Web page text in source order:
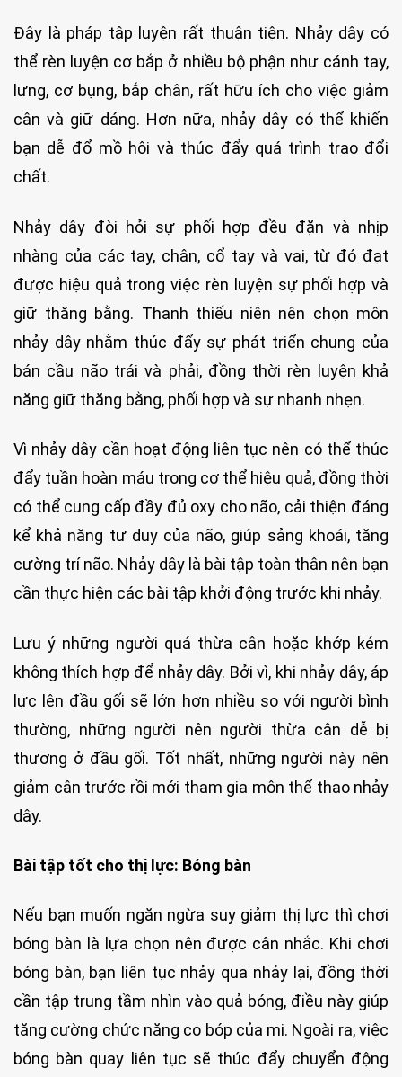
Đây là pháp tập luyện rất thuận tiện. Nhảy dây có
thể rèn luyện cơ bắp ở nhiều bộ phận như cánh tay,
lưng, cơ bụng, bắp chân, rất hữu ích cho việc giảm
cân và giữ dáng. Hơn nữa, nhảy dây có thể khiến
bạn dễ đổ mồ hôi và thúc đẩy quá trình trao đổi
chất.
Nhảy dây đòi hỏi sự phối hợp đều đặn và nhịp
nhàng của các tay, chân, cổ tay và vai, từ đó đạt
được hiệu quả trong việc rèn luyện sự phối hợp và
giữ thăng bằng. Thanh thiếu niên nên chọn môn
nhảy dây nhằm thúc đẩy sự phát triển chung của
bán cầu não trái và phải, đồng thời rèn luyện khả
năng giữ thăng bằng, phối hợp và sự nhanh nhẹn.
Vì nhảy dây cần hoạt động liên tục nên có thể thúc
đẩy tuần hoàn máu trong cơ thể hiệu quả, đồng thời
có thể cung cấp đầy đủ oxy cho não, cải thiện đáng
kể khả năng tư duy của não, giúp sảng khoái, tăng
cường trí não. Nhảy dây là bài tập toàn thân nên bạn
cần thực hiện các bài tập khởi động trước khi nhảy.
Lưu ý những người quá thừa cân hoặc khớp kém
không thích hợp để nhảy dây. Bởi vì, khi nhảy dây, áp
lực lên đầu gối sẽ lớn hơn nhiều so với người bình
thường, những người nên người thừa cân dễ bị
thương ở đầu gối. Tốt nhất, những người này nên
giảm cân trước rồi mới tham gia môn thể thao nhảy
dây.
Bài tập tốt cho thị lực: Bóng bàn
Nếu bạn muốn ngăn ngừa suy giảm thị lực thì chơi
bóng bàn là lựa chọn nên được cân nhắc. Khi chơi
bóng bàn, bạn liên tục nhảy qua nhảy lại, đồng thời
cần tập trung tầm nhìn vào quả bóng, điều này giúp
tăng cường chức năng co bóp của mi. Ngoài ra, việc
bóng bàn quay liên tục sẽ thúc đẩy chuyển động